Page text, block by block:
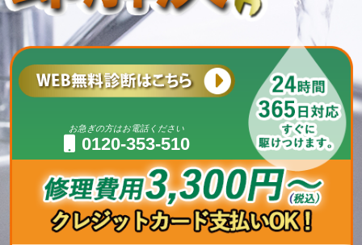
お急ぎの方はお電話ください
0120-353-510